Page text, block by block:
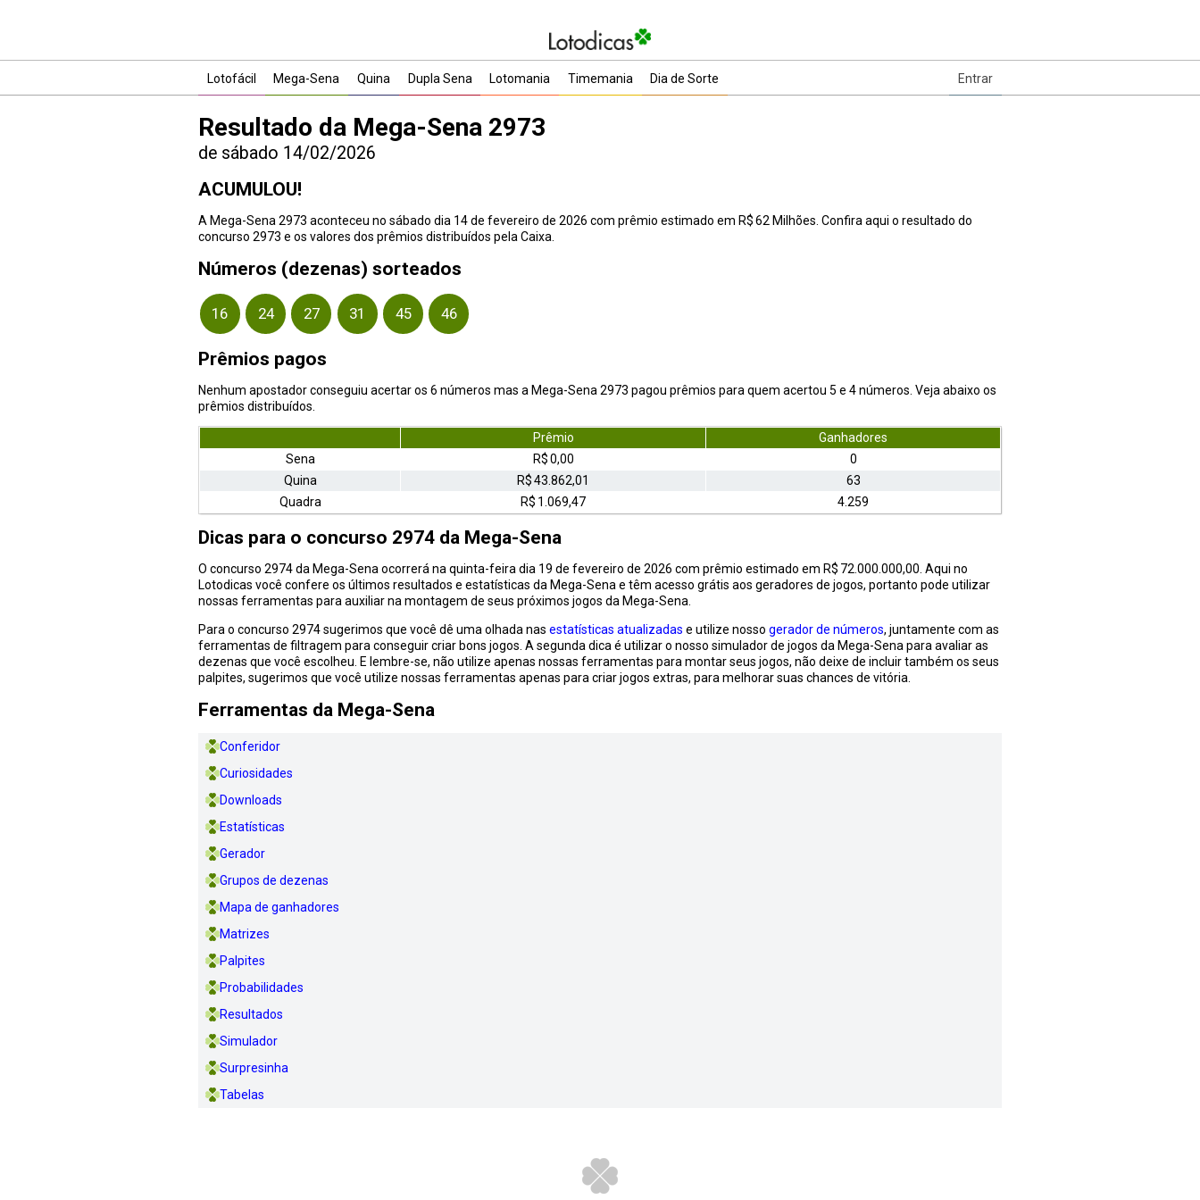
Lotofácil Mega-Sena Quina Dupla Sena Lotomania Timemania Dia de Sorte Entrar
Resultado da Mega-Sena 2973
de sábado 14/02/2026
ACUMULOU!
A Mega-Sena 2973 aconteceu no sábado dia 14 de fevereiro de 2026 com prêmio estimado em R$ 62 Milhões. Confira aqui o resultado do
concurso 2973 e os valores dos prêmios distribuídos pela Caixa.
Números (dezenas) sorteados
16 24 27 31 45 46
Prêmios pagos
Nenhum apostador conseguiu acertar os 6 números mas a Mega-Sena 2973 pagou prêmios para quem acertou 5 e 4 números. Veja abaixo os
prêmios distribuídos.
Prêmio
Ganhadores
Sena
R$ 0,00
0
Quina
R$ 43.862,01
63
Quadra
R$ 1.069,47 4.259
Dicas para o concurso 2974 da Mega-Sena
O concurso 2974 da Mega-Sena ocorrerá na quinta-feira dia 19 de fevereiro de 2026 com prêmio estimado em R$ 72.000.000,00. Aqui no
Lotodicas você confere os últimos resultados e estatísticas da Mega-Sena e têm acesso grátis aos geradores de jogos, portanto pode utilizar
nossas ferramentas para auxiliar na montagem de seus próximos jogos da Mega-Sena.
Para o concurso 2974 sugerimos que você dê uma olhada nas estatísticas atualizadas e utilize nosso gerador de números, juntamente com as
ferramentas de filtragem para conseguir criar bons jogos. A segunda dica é utilizar o nosso simulador de jogos da Mega-Sena para avaliar as
dezenas que você escolheu. E lembre-se, não utilize apenas nossas ferramentas para montar seus jogos, não deixe de incluir também os seus
palpites, sugerimos que você utilize nossas ferramentas apenas para criar jogos extras, para melhorar suas chances de vitória.
Ferramentas da Mega-Sena
Conferidor
Curiosidades
Downloads
Estatísticas
Gerador
Grupos de dezenas
Mapa de ganhadores
Matrizes
Palpites
Probabilidades
Resultados
Simulador
Surpresinha
Tabelas